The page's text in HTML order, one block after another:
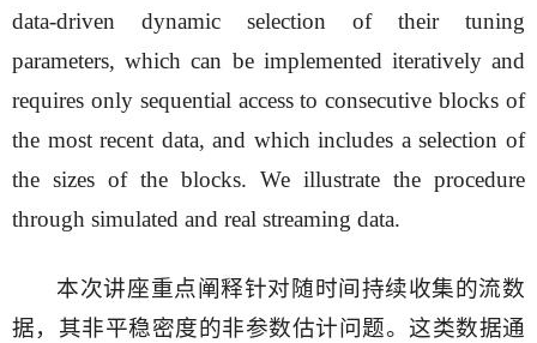
data-driven dynamic selection of their tuning
parameters, which can be implemented iteratively and
requires only sequential access to consecutive blocks of
the most recent data, and which includes a selection of
the sizes of the blocks. We illustrate the procedure
through simulated and real streaming data.
本次讲座重点阐释针对随时间持续收集的流数
据，其非平稳密度的非参数估计问题。这类数据通